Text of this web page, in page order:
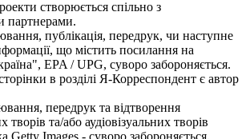
створюється спільно з
партнерами.
публікація, передрук, чи наступне
що містить посилання на
EPA / UPG, суворо забороняється.
в розділі Я-Корреспондент є автор
передрук та відтворення
творів та/або аудіовізуальних творів
Getty Images - суворо забороняється.